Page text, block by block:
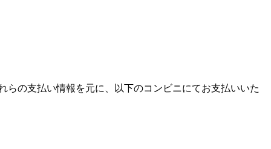
らの支払い情報を元に、以下のコンビニにてお支払いいた